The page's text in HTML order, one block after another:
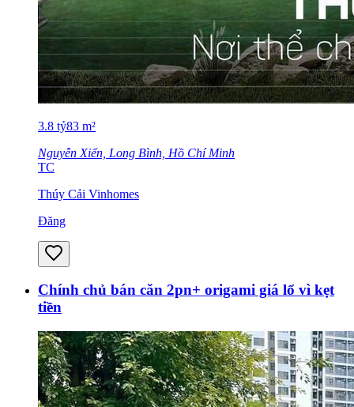
3.8 tỷ83 m²
Nguyễn Xiển, Long Bình, Hồ Chí Minh
TC
Thúy Cải Vinhomes
Đăng
Chính chủ bán căn 2pn+ origami giá lổ vì kẹt
tiền